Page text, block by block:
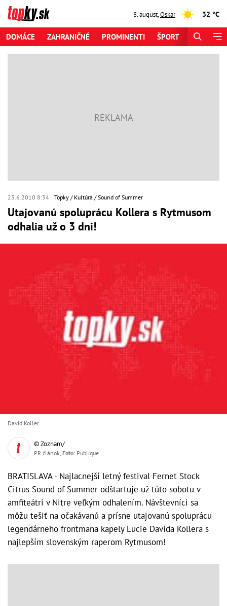
8. august,Oskar 32 °C
DOMÁCE ZAHRANIČNÉ PROMINENTI ŠPORT
23.6.2010 8:34 Topky Kultúra Sound of Summer
Utajovanú spoluprácu Kollera s Rytmusom
odhalia už o 3 dni!
David Koller
© Zoznam/
PR článok, Foto: Publique
BRATISLAVA - Najlacnejší letný festival Fernet Stock
Citrus Sound of Summer odštartuje už túto sobotu v
amfiteátri v Nitre veľkým odhalením. Návštevníci sa
môžu tešiť na očakávanú a prísne utajovanú spoluprácu
legendárneho frontmana kapely Lucie Davida Kollera s
najlepším slovenským raperom Rytmusom!